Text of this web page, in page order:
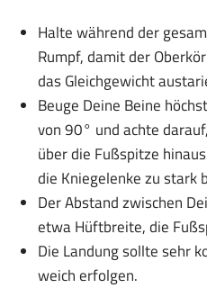
Halte während der
Rumpf, damit der
das Gleichgewicht
Beuge Deine Beine
von 90° und achte
über die Fußspitze
die Kniegelenke zu stark
Der Abstand zwischen
etwa Hüftbreite, die
Die Landung sollte sehr
weich erfolgen.